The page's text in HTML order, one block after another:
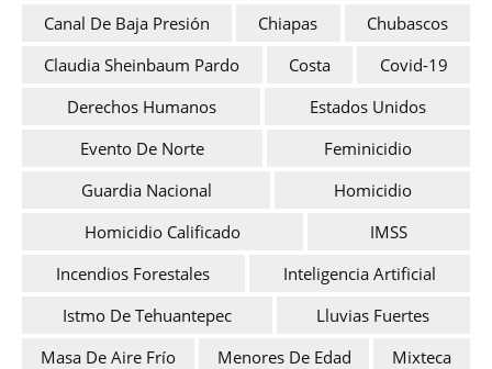
Canal De Baja Presión
Chiapas
Chubascos
Claudia Sheinbaum Pardo
Costa
Covid-19
Derechos Humanos
Estados Unidos
Evento De Norte
Feminicidio
Guardia Nacional
Homicidio
Homicidio Calificado
IMSS
Incendios Forestales
Inteligencia Artificial
Istmo De Tehuantepec
Lluvias Fuertes
Masa De Aire Frío
Menores De Edad
Mixteca